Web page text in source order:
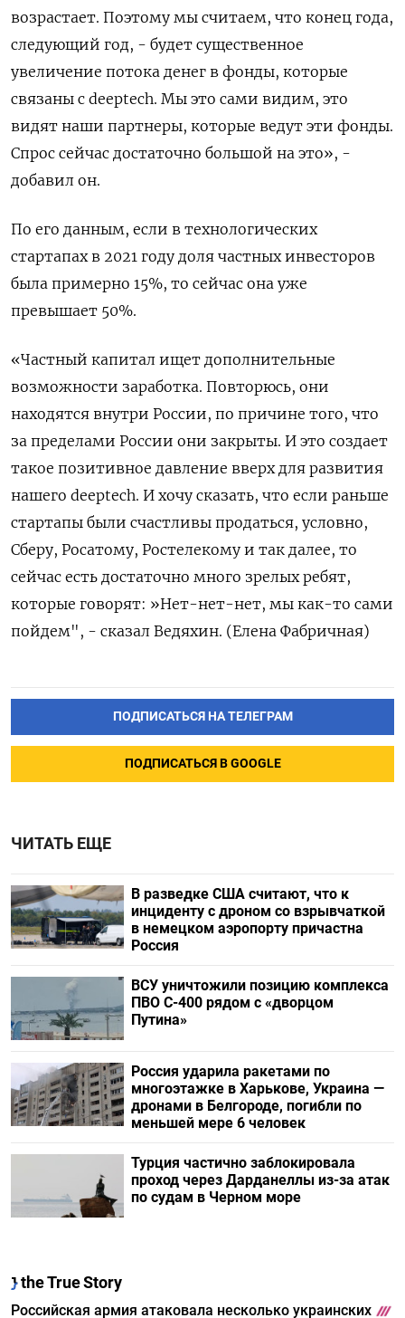
возрастает. Поэтому мы считаем, что конец года,
следующий год, - будет существенное
увеличение потока денег в фонды, которые
связаны с deeptech. Мы это сами видим, это
видят наши партнеры, которые ведут эти фонды.
Спрос сейчас достаточно большой на это», -
добавил он.
По его данным, если в технологических
стартапах в 2021 году доля частных инвесторов
была примерно 15%, то сейчас она уже
превышает 50%.
«Частный капитал ищет дополнительные
возможности заработка. Повторюсь, они
находятся внутри России, по причине того, что
за пределами России они закрыты. И это создает
такое позитивное давление вверх для развития
нашего deeptech. И хочу сказать, что если раньше
стартапы были счастливы продаться, условно,
Сберу, Росатому, Ростелекому и так далее, то
сейчас есть достаточно много зрелых ребят,
которые говорят: »Нет-нет-нет, мы как-то сами
пойдем", - сказал Ведяхин. (Елена Фабричная)
ПОДПИСАТЬСЯ НА ТЕЛЕГРАМ
ПОДПИСАТЬСЯ В GOOGLE
ЧИТАТЬ ЕЩЕ
В разведке США считают, что к
инциденту с дроном со взрывчаткой
в немецком аэропорту причастна
Россия
ВСУ уничтожили позицию комплекса
ПВО С-400 рядом с «дворцом
Путина»
Россия ударила ракетами по
многоэтажке в Харькове, Украина —
дронами в Белгороде, погибли по
меньшей мере 6 человек
Турция частично заблокировала
проход через Дарданеллы из-за атак
по судам в Черном море